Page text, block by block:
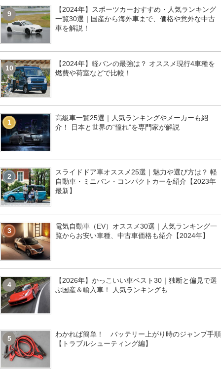
9
【2024年】スポーツカーおすすめ・人気ランキング
一覧30選｜国産から海外車まで、価格や意外な中古
車を解説！
10
【2024年】軽バンの最強は？ オススメ現行4車種を
燃費や荷室などで比較！
1
高級車一覧25選｜人気ランキングやメーカーも紹
介！ 日本と世界の“憧れ”を専門家が解説
2
スライドドア車オススメ25選｜魅力や選び方は？ 軽
自動車・ミニバン・コンパクトカーを紹介【2023年
最新】
3
電気自動車（EV）オススメ30選｜人気ランキング一
覧からお安い車種、中古車価格も紹介【2024年】
4
【2026年】かっこいい車ベスト30｜独断と偏見で選
ぶ国産＆輸入車！ 人気ランキングも
5
わかれば簡単！ バッテリー上がり時のジャンプ手順
【トラブルシューティング編】